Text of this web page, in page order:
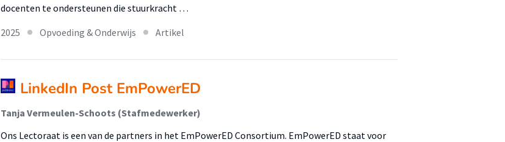
docenten te ondersteunen die stuurkracht …
2025
Opvoeding & Onderwijs Artikel
LinkedIn Post EmPowerED
Tanja Vermeulen-Schoots (Stafmedewerker)
Ons Lectoraat is een van de partners in het EmPowerED Consortium. EmPowerED staat voor